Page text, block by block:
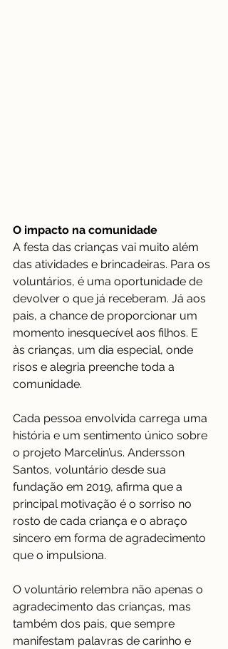
O impacto na comunidade
A festa das crianças vai muito além
das atividades e brincadeiras. Para os
voluntários, é uma oportunidade de
devolver o que já receberam. Já aos
pais, a chance de proporcionar um
momento inesquecível aos filhos. E
às crianças, um dia especial, onde
risos e alegria preenche toda a
comunidade.
Cada pessoa envolvida carrega uma
história e um sentimento único sobre
o projeto Marcelin’us. Andersson
Santos, voluntário desde sua
fundação em 2019, afirma que a
principal motivação é o sorriso no
rosto de cada criança e o abraço
sincero em forma de agradecimento
que o impulsiona.
O voluntário relembra não apenas o
agradecimento das crianças, mas
também dos pais, que sempre
manifestam palavras de carinho e